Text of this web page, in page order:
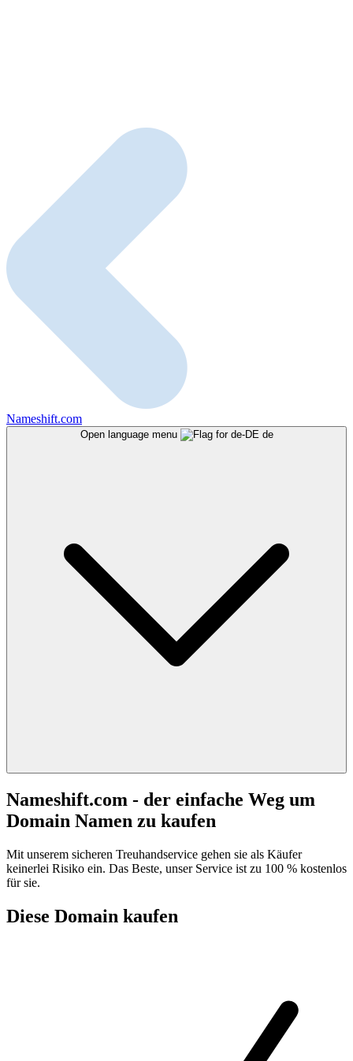
Nameshift.com
Open language menu de
Nameshift.com - der einfache Weg um
Domain Namen zu kaufen
Mit unserem sicheren Treuhandservice gehen sie als Käufer
keinerlei Risiko ein. Das Beste, unser Service ist zu 100 % kostenlos
für sie.
Diese Domain kaufen